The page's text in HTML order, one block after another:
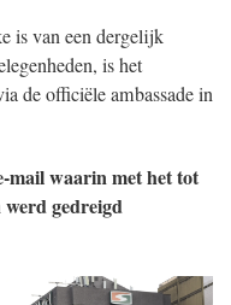
is van een dergelijk
is het
de officiële ambassade in
mail waarin met het tot
gedreigd